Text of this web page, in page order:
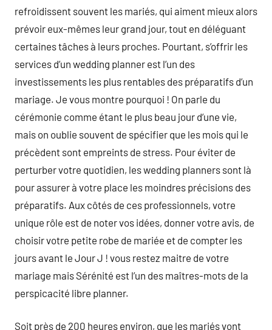
refroidissent souvent les mariés, qui aiment mieux alors
prévoir eux-mêmes leur grand jour, tout en déléguant
certaines tâches à leurs proches. Pourtant, s’offrir les
services d’un wedding planner est l’un des
investissements les plus rentables des préparatifs d’un
mariage. Je vous montre pourquoi ! On parle du
cérémonie comme étant le plus beau jour d’une vie,
mais on oublie souvent de spécifier que les mois qui le
précèdent sont empreints de stress. Pour éviter de
perturber votre quotidien, les wedding planners sont là
pour assurer à votre place les moindres précisions des
préparatifs. Aux côtés de ces professionnels, votre
unique rôle est de noter vos idées, donner votre avis, de
choisir votre petite robe de mariée et de compter les
jours avant le Jour J ! vous restez maitre de votre
mariage mais Sérénité est l’un des maîtres-mots de la
perspicacité libre planner.
Soit près de 200 heures environ, que les mariés vont